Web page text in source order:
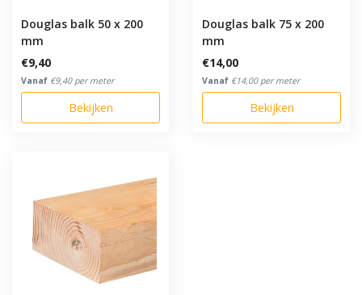
Douglas balk 50 x 200
mm
€9,40
Vanaf €9,40 per meter
Bekijken
Douglas balk 75 x 200
mm
€14,00
Vanaf €14,00 per meter
Bekijken